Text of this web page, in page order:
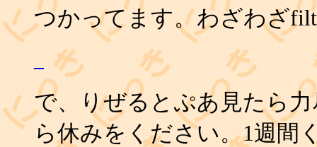
つかってます。わざわざ
で、りぜるとぷあ見たら
ら休みをください。1週間